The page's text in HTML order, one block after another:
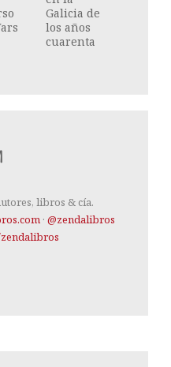
Galicia de
los años
cuarenta
libros & cía.
· @zendalibros